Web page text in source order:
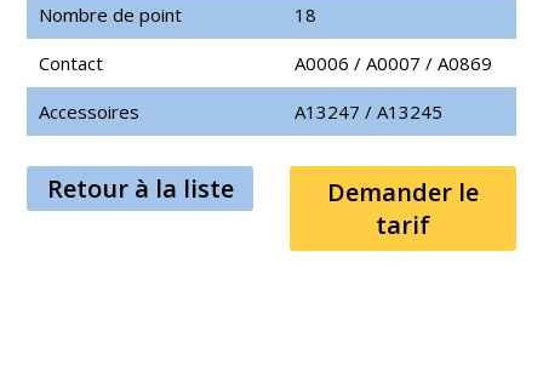
Nombre de point
18
Contact
A0006 /A0007 /A0869
Accessoires
A13247/A13245
Retour à la liste
Demander le
tarif